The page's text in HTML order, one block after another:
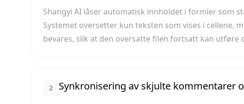
Shangyi AI låser automatisk innholdet i formler som
Systemet oversetter kun teksten som vises i cellene,
bevares, slik at den oversatte filen fortsatt kan utføre
2 Synkronisering av skjulte kommentarer